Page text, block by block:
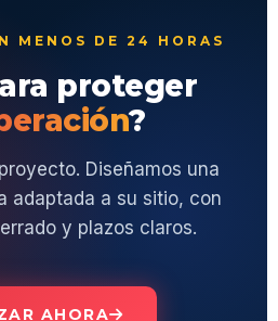
MENOS DE 24 HORAS
proteger
?
Diseñamos una
adaptada a su sitio, con
y plazos claros.
AHORA